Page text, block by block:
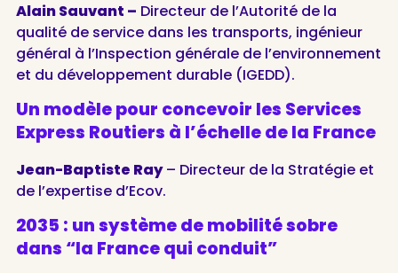
Alain Sauvant – Directeur de l’Autorité de la
qualité de service dans les transports, ingénieur
général à l’Inspection générale de l’environnement
et du développement durable (IGEDD).
Un modèle pour concevoir les Services
Express Routiers à l’échelle de la France
Jean-Baptiste Ray– Directeur de la Stratégie et
de l’expertise d’Ecov.
2035 : un système de mobilité sobre
dans “la France qui conduit”